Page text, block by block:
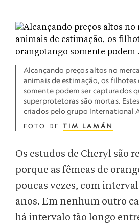
Alcançando preços altos no
animais de estimação, os
somente podem ser capturados
superprotetoras são mortas.
criados pelo grupo International
FOTO DE TIM LAMÁN
Os estudos de Cheryl são
porque as fêmeas de
poucas vezes, com
anos. Em nenhum outro
há intervalo tão longo